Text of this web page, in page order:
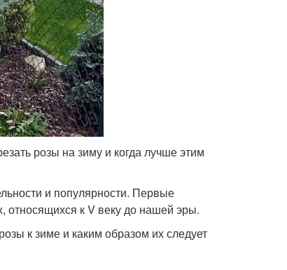
розы на зиму и когда лучше этим
и популярности. Первые
относящихся к V веку до нашей эры.
к зиме и каким образом их следует